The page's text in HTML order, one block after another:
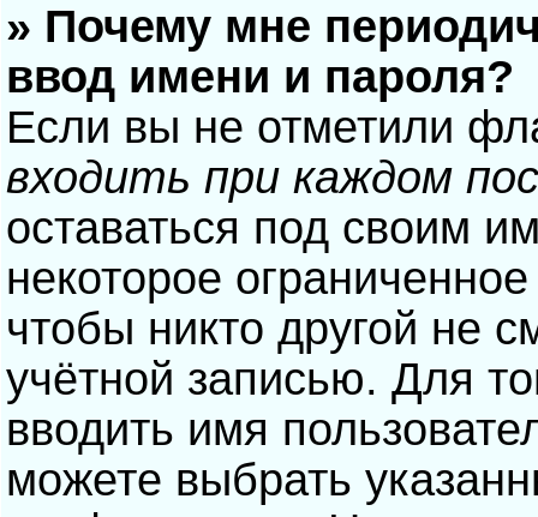
» Почему мне
ввод имени и пароля?
Если вы не отметили
входить при каждом
оставаться под своим
некоторое
чтобы никто другой не
учётной записью. Для
вводить имя
можете выбрать